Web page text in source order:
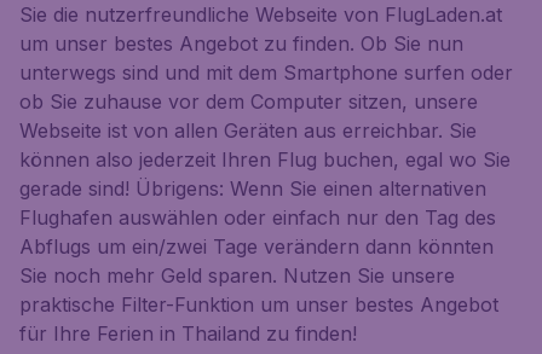
Sie die nutzerfreundliche Webseite von FlugLaden.at
um unser bestes Angebot zu finden. Ob Sie nun
unterwegs sind und mit dem Smartphone surfen oder
ob Sie zuhause vor dem Computer sitzen, unsere
Webseite ist von allen Geräten aus erreichbar. Sie
können also jederzeit Ihren Flug buchen, egal wo Sie
gerade sind! Übrigens: Wenn Sie einen alternativen
Flughafen auswählen oder einfach nur den Tag des
Abflugs um ein/zwei Tage verändern dann könnten
Sie noch mehr Geld sparen. Nutzen Sie unsere
praktische Filter-Funktion um unser bestes Angebot
für Ihre Ferien in Thailand zu finden!